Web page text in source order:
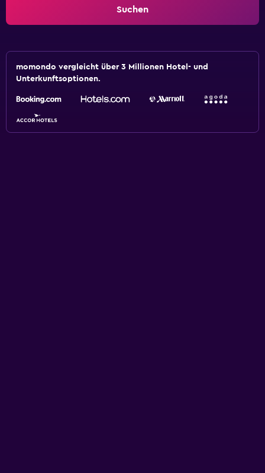
Suchen
momondo vergleicht über 3 Millionen Hotel- und
Unterkunftsoptionen.